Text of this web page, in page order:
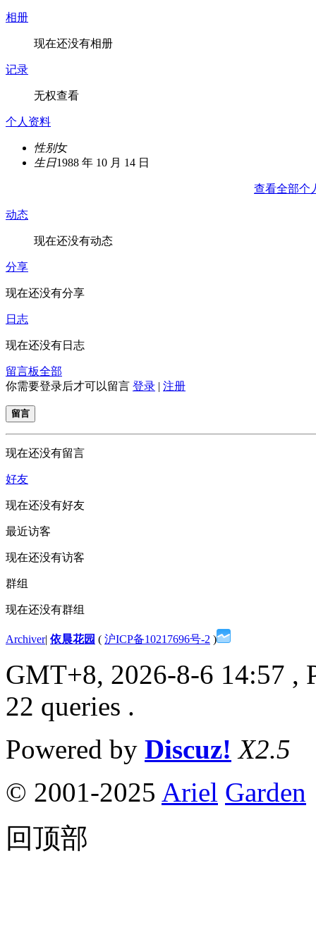
相册
现在还没有相册
记录
无权查看
个人资料
性别女
生日1988 年 10 月 14 日
查看全部个
动态
现在还没有动态
分享
现在还没有分享
日志
现在还没有日志
留言板全部
你需要登录后才可以留言 登录 | 注册
留言
现在还没有留言
好友
现在还没有好友
最近访客
现在还没有访客
群组
现在还没有群组
Archiver| 依晨花园 ( 沪ICP备10217696号-2 )
GMT+8, 2026-8-6 14:57 ,
22 queries .
Powered by Discuz! X2.5
© 2001-2025 Ariel Garden
回顶部